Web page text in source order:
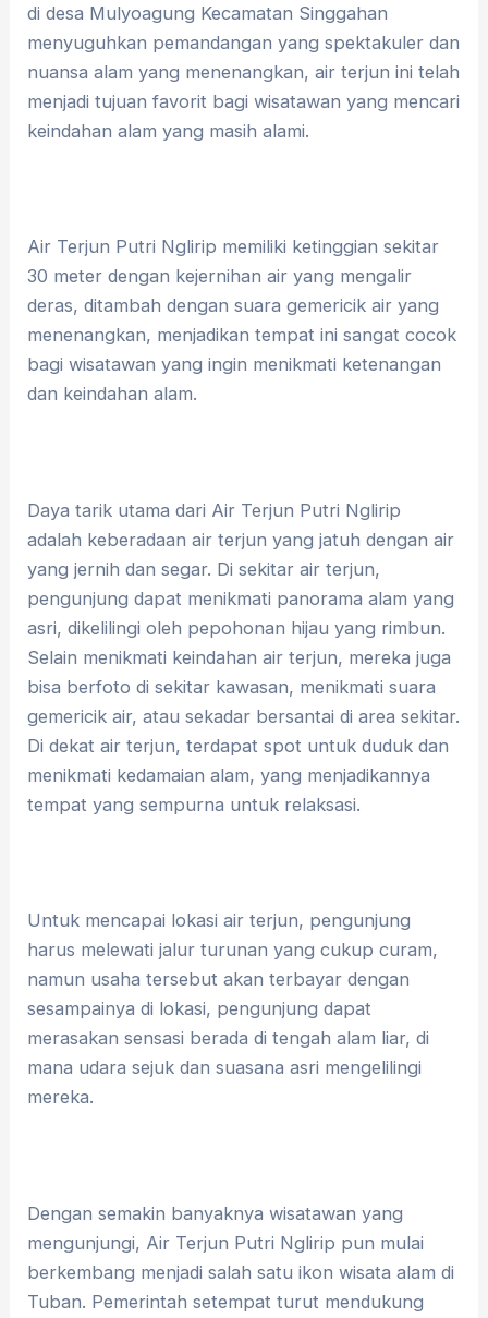
di desa Mulyoagung Kecamatan Singgahan
menyuguhkan pemandangan yang spektakuler dan
nuansa alam yang menenangkan, air terjun ini telah
menjadi tujuan favorit bagi wisatawan yang mencari
keindahan alam yang masih alami.
Air Terjun Putri Nglirip memiliki ketinggian sekitar
30 meter dengan kejernihan air yang mengalir
deras, ditambah dengan suara gemericik air yang
menenangkan, menjadikan tempat ini sangat cocok
bagi wisatawan yang ingin menikmati ketenangan
dan keindahan alam.
Daya tarik utama dari Air Terjun Putri Nglirip
adalah keberadaan air terjun yang jatuh dengan air
yang jernih dan segar. Di sekitar air terjun,
pengunjung dapat menikmati panorama alam yang
asri, dikelilingi oleh pepohonan hijau yang rimbun.
Selain menikmati keindahan air terjun, mereka juga
bisa berfoto di sekitar kawasan, menikmati suara
gemericik air, atau sekadar bersantai di area sekitar.
Di dekat air terjun, terdapat spot untuk duduk dan
menikmati kedamaian alam, yang menjadikannya
tempat yang sempurna untuk relaksasi.
Untuk mencapai lokasi air terjun, pengunjung
harus melewati jalur turunan yang cukup curam,
namun usaha tersebut akan terbayar dengan
sesampainya di lokasi, pengunjung dapat
merasakan sensasi berada di tengah alam liar, di
mana udara sejuk dan suasana asri mengelilingi
mereka.
Dengan semakin banyaknya wisatawan yang
mengunjungi, Air Terjun Putri Nglirip pun mulai
berkembang menjadi salah satu ikon wisata alam di
Tuban. Pemerintah setempat turut mendukung